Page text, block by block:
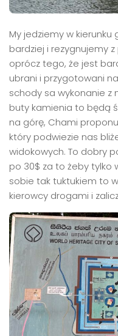
My jedziemy w
bardziej i rezygnujemy
oprócz tego, że jest
ubrani i przygotowani
schody sa wykonanie z
buty kamienia to będą
na górę, Chami
który podwiezie nas
widokowych. To dobry
po 30$ za to żeby tylko
sobie tak tuktukiem to
kierowcy drogami i